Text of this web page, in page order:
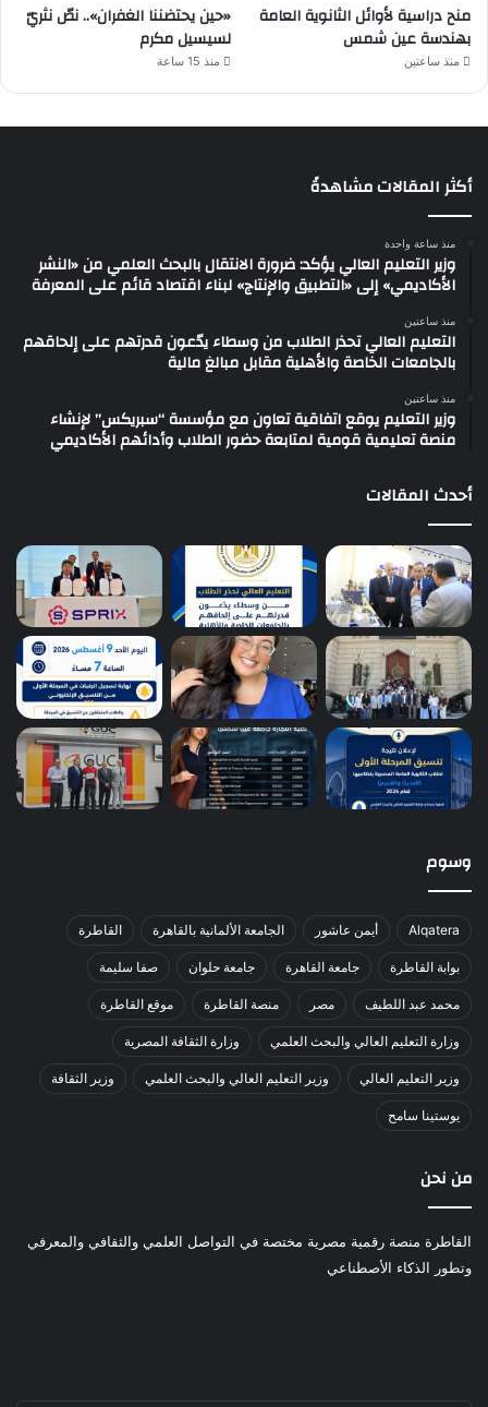
منح دراسية لأوائل الثانوية العامة
بهندسة عين شمس
منذ ساعتين
«حين يحتضننا الغفران».. نصّ نثريّ
لسيسيل مكرم
منذ 15 ساعة
أكثر المقالات مشاهدةً
منذ ساعة واحدة
وزير التعليم العالي يؤكد: ضرورة الانتقال بالبحث العلمي من «النشر
الأكاديمي» إلى «التطبيق والإنتاج» لبناء اقتصاد قائم على المعرفة
منذ ساعتين
التعليم العالي تحذر الطلاب من وسطاء يدّعون قدرتهم على إلحاقهم
بالجامعات الخاصة والأهلية مقابل مبالغ مالية
منذ ساعتين
وزير التعليم يوقع اتفاقية تعاون مع مؤسسة “سبريكس” لإنشاء
منصة تعليمية قومية لمتابعة حضور الطلاب وأدائهم الأكاديمي
أحدث المقالات
وسوم
Alqatera أيمن عاشور الجامعة الألمانية بالقاهرة القاطرة
بوابة القاطرة جامعة القاهرة جامعة حلوان صفا سليمة
محمد عبد اللطيف مصر منصة القاطرة موقع القاطرة
وزارة التعليم العالي والبحث العلمي وزارة الثقافة المصرية
وزير التعليم العالي وزير التعليم العالي والبحث العلمي وزير الثقافة
يوستينا سامح
من نحن
القاطرة منصة رقمية مصرية مختصة في التواصل العلمي والثقافي والمعرفي
وتطور الذكاء الأصطناعي